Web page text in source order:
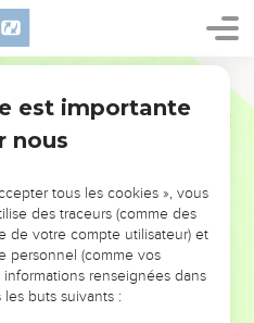
L’ÉVÉNEMENT
!
VOUS ÉVITER LES
?
est importante
nous
tous les cookies », vous
des traceurs (comme des
de votre compte utilisateur) et
personnel (comme vos
renseignées dans
buts suivants :